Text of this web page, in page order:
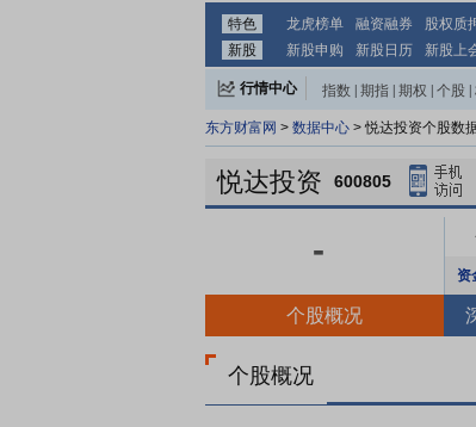
特色 龙虎榜单 融资融券 股权质
新股
新股申购 新股日历 新股上
行情中心 指数 期指 期权 个股
东方财富网 > 数据中心 > 悦达投资个股数
悦达投资 600805
-
资
个股概况
个股概况